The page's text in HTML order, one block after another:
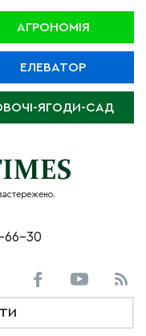
АГРОНОМІЯ
ЕЛЕВАТОР
ЯГОДИ-САД
66-30